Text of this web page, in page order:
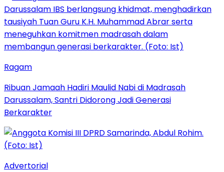
Ragam
Ribuan Jamaah Hadiri Maulid Nabi di Madrasah
Darussalam, Santri Didorong Jadi Generasi
Berkarakter
Advertorial